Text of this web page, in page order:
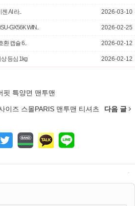
AI 라.. 2026-03-10
GX56K WIN.. 2026-02-25
환 캡슐 6.. 2026-02-12
등심 1kg 2026-02-12
핏 특양면 맨투맨
이즈 스몰PARIS 맨투맨 티셔츠 다음 글